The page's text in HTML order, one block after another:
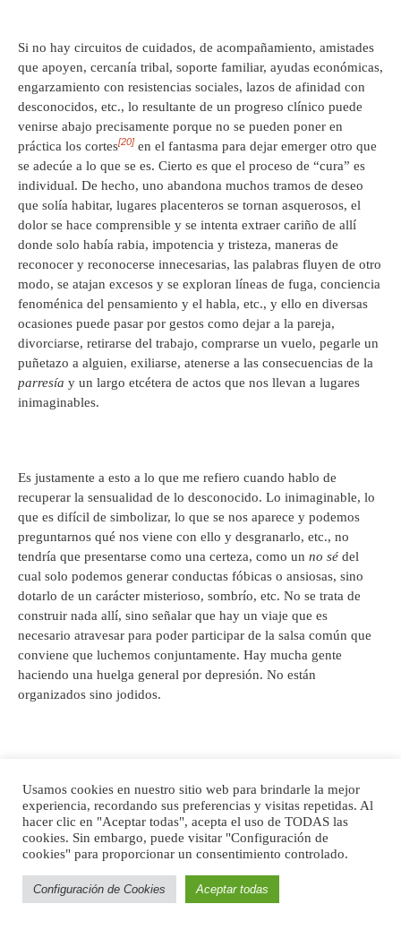
Si no hay circuitos de cuidados, de acompañamiento, amistades
que apoyen, cercanía tribal, soporte familiar, ayudas económicas,
engarzamiento con resistencias sociales, lazos de afinidad con
desconocidos, etc., lo resultante de un progreso clínico puede
venirse abajo precisamente porque no se pueden poner en
práctica los cortes[20] en el fantasma para dejar emerger otro que
se adecúe a lo que se es. Cierto es que el proceso de “cura” es
individual. De hecho, uno abandona muchos tramos de deseo
que solía habitar, lugares placenteros se tornan asquerosos, el
dolor se hace comprensible y se intenta extraer cariño de allí
donde solo había rabia, impotencia y tristeza, maneras de
reconocer y reconocerse innecesarias, las palabras fluyen de otro
modo, se atajan excesos y se exploran líneas de fuga, conciencia
fenoménica del pensamiento y el habla, etc., y ello en diversas
ocasiones puede pasar por gestos como dejar a la pareja,
divorciarse, retirarse del trabajo, comprarse un vuelo, pegarle un
puñetazo a alguien, exiliarse, atenerse a las consecuencias de la
parresía y un largo etcétera de actos que nos llevan a lugares
inimaginables.
Es justamente a esto a lo que me refiero cuando hablo de
recuperar la sensualidad de lo desconocido. Lo inimaginable, lo
que es difícil de simbolizar, lo que se nos aparece y podemos
preguntarnos qué nos viene con ello y desgranarlo, etc., no
tendría que presentarse como una certeza, como un no sé del
cual solo podemos generar conductas fóbicas o ansiosas, sino
dotarlo de un carácter misterioso, sombrío, etc. No se trata de
construir nada allí, sino señalar que hay un viaje que es
necesario atravesar para poder participar de la salsa común que
conviene que luchemos conjuntamente. Hay mucha gente
haciendo una huelga general por depresión. No están
organizados sino jodidos.
falta estar dispuesto para batallar, pero paso a paso. Hay campos
en los que la batalla pasa por dejar de hacer lo mismo los 7 días
de la semana y pasar a hacerlo 6 y medio. Y así un largo
recorrido analítico. Luego, ya veremos qué poderes emergen de
ni las notificaciones de suicidio golpeen nuestra puerta tan
seguido y de maneras tan alarmantes.
Usamos cookies en nuestro sitio web para brindarle la mejor
experiencia, recordando sus preferencias y visitas repetidas. Al
hacer clic en "Aceptar todas", acepta el uso de TODAS las
cookies. Sin embargo, puede visitar "Configuración de
cookies" para proporcionar un consentimiento controlado.
Configuración de Cookies Aceptar todas